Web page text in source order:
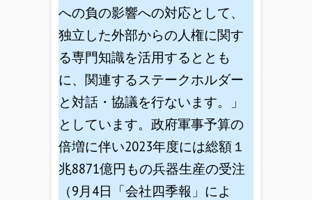
への負の影響への対応として、
独立した外部からの人権に関す
る専門知識を活用するととも
に、関連するステークホルダー
と対話・協議を行ないます。」
としています。政府軍事予算の
倍増に伴い2023年度には総額１
兆8871億円もの兵器生産の受注
（9月4日「会社四季報」によ